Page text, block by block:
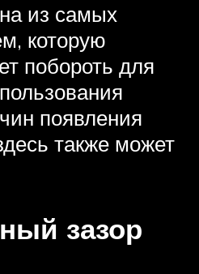
из самых
которую
побороть для
появления
также может
зазор